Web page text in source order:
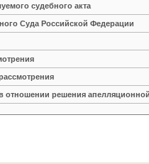
судебного акта
Суда Российской Федерации
в отношении решения